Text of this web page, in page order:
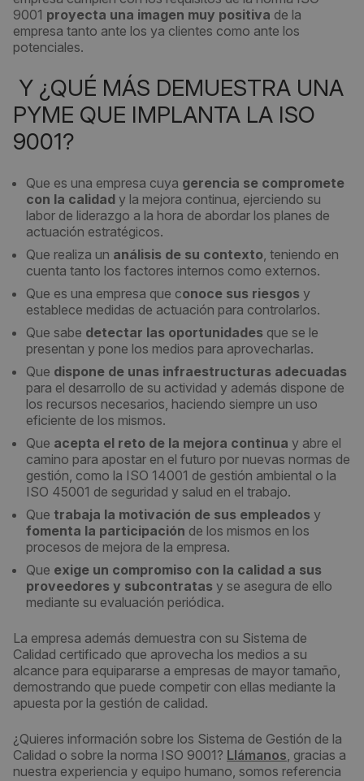
9001 proyecta una imagen muy positiva de la
empresa tanto ante los ya clientes como ante los
potenciales.
Y ¿QUÉ MÁS DEMUESTRA UNA
PYME QUE IMPLANTA LA ISO
9001?
Que es una empresa cuya gerencia se compromete
con la calidad y la mejora continua, ejerciendo su
labor de liderazgo a la hora de abordar los planes de
actuación estratégicos.
Que realiza un análisis de su contexto, teniendo en
cuenta tanto los factores internos como externos.
Que es una empresa que conoce sus riesgos y
establece medidas de actuación para controlarlos.
Que sabe detectar las oportunidades que se le
presentan y pone los medios para aprovecharlas.
Que dispone de unas infraestructuras adecuadas
para el desarrollo de su actividad y además dispone de
los recursos necesarios, haciendo siempre un uso
eficiente de los mismos.
Que acepta el reto de la mejora continua y abre el
camino para apostar en el futuro por nuevas normas de
gestión, como la ISO 14001 de gestión ambiental o la
ISO 45001 de seguridad y salud en el trabajo.
Que trabaja la motivación de sus empleados y
fomenta la participación de los mismos en los
procesos de mejora de la empresa.
Que exige un compromiso con la calidad a sus
proveedores y subcontratas y se asegura de ello
mediante su evaluación periódica.
La empresa además demuestra con su Sistema de
Calidad certificado que aprovecha los medios a su
alcance para equipararse a empresas de mayor tamaño,
demostrando que puede competir con ellas mediante la
apuesta por la gestión de calidad.
¿Quieres información sobre los Sistema de Gestión de la
Calidad o sobre la norma ISO 9001? Llámanos, gracias a
nuestra experiencia y equipo humano, somos referencia